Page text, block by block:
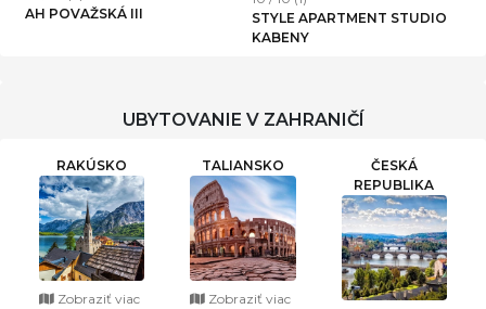
AH POVAŽSKÁ III
STYLE APARTMENT STUDIO
KABENY
UBYTOVANIE V ZAHRANIČÍ
RAKÚSKO
Zobraziť viac
TALIANSKO
Zobraziť viac
ČESKÁ
REPUBLIKA